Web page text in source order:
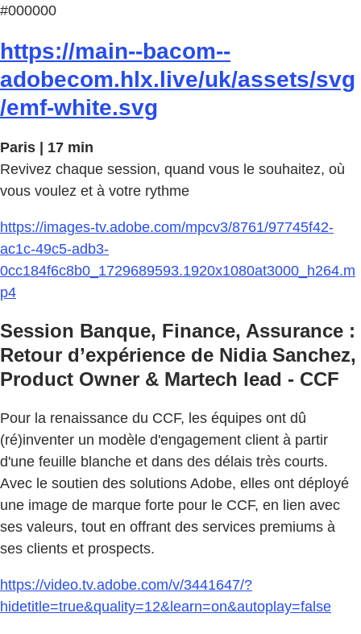
#000000
https://main--bacom--
adobecom.hlx.live/uk/assets/svg
/emf-white.svg
Paris | 17 min
Revivez chaque session, quand vous le souhaitez, où
vous voulez et à votre rythme
https://images-tv.adobe.com/mpcv3/8761/97745f42-
ac1c-49c5-adb3-
0cc184f6c8b0_1729689593.1920x1080at3000_h264.m
p4
Session Banque, Finance, Assurance :
Retour d’expérience de Nidia Sanchez,
Product Owner & Martech lead - CCF
Pour la renaissance du CCF, les équipes ont dû
(ré)inventer un modèle d'engagement client à partir
d'une feuille blanche et dans des délais très courts.
Avec le soutien des solutions Adobe, elles ont déployé
une image de marque forte pour le CCF, en lien avec
ses valeurs, tout en offrant des services premiums à
ses clients et prospects.
https://video.tv.adobe.com/v/3441647/?
hidetitle=true&quality=12&learn=on&autoplay=false